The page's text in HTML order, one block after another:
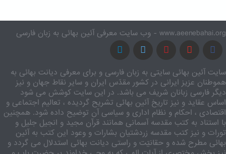
www.aeenebahai.org - وب سایت معرفی آئین بهائی به زبان فارسی
سایت آئین بهائی سایتی به زبان فارسی و برای معرفی دیانت بهائی به
هموطنان عزیز ایرانی در کشور مقدّس ایران و سایر نقاط جهان و نیز
دیگر فارسی زبانان شریف می باشد. در این سایت کوشش می شود
اساس عقاید و نیز تاریخ آئین بهائی تشریح گردیده ، تعالیم اجتماعی و
اقتصادی ، احکام و نظام اداری و سیاسی آن توضیح داده شود. همچنین
با استناد به کتب مقدسه آسمانی همانند قرآن مجید و انجیل جلیل و
تورات و نیز کتب مقدسه زردشتیان بشارات و وعود این کتب به آئین
بهائی مطرح شده و حقانیّت و راستی دیانت بهائی استدلال می گردد و